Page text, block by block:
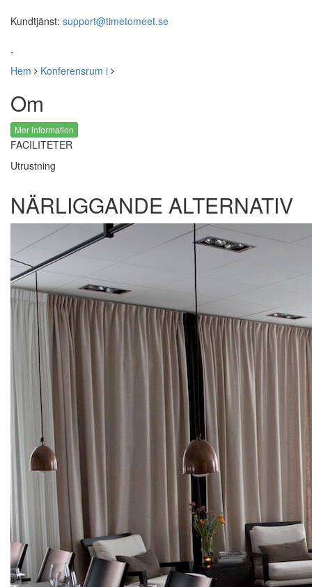
Kundtjänst: support@timetomeet.se
,
Hem
Konferensrum i
Om
Mer information
FACILITETER
Utrustning
NÄRLIGGANDE ALTERNATIV